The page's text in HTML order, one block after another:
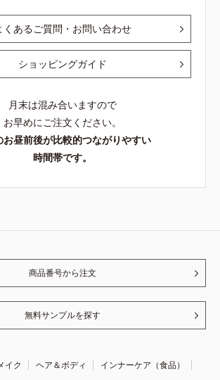
くあるご質問・お問い合わせ
ショッピングガイド
月末は混み合いますので
お早めにご注文ください。
お昼前後が比較的つながりやすい
時間帯です。
商品番号から注文
無料サンプルを探す
イク ヘア＆ボディ
インナーケア（食品）